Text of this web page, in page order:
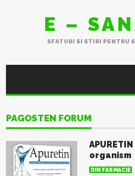
E –
SFATURI SI STIRI PENTRU
PAGOSTEN FORUM
organism
DIN FARMACIE